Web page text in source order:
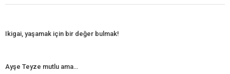
Ikigai, yaşamak için bir değer bulmak!
Ayşe Teyze mutlu ama…